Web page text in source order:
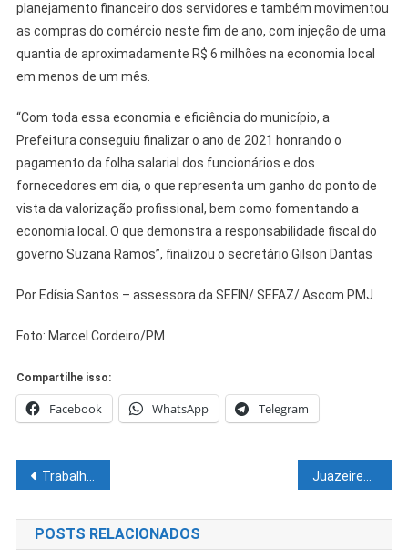
planejamento financeiro dos servidores e também movimentou
as compras do comércio neste fim de ano, com injeção de uma
quantia de aproximadamente R$ 6 milhões na economia local
em menos de um mês.
“Com toda essa economia e eficiência do município, a
Prefeitura conseguiu finalizar o ano de 2021 honrando o
pagamento da folha salarial dos funcionários e dos
fornecedores em dia, o que representa um ganho do ponto de
vista da valorização profissional, bem como fomentando a
economia local. O que demonstra a responsabilidade fiscal do
governo Suzana Ramos”, finalizou o secretário Gilson Dantas
Por Edísia Santos – assessora da SEFIN/ SEFAZ/ Ascom PMJ
Foto: Marcel Cordeiro/PM
Compartilhe isso:
Facebook WhatsApp Telegram
Navegação
de
Post
Trabalho acelerado das equipes do SAAE Juazeiro reduz tempo de espera nos atendimentos Juazeirense vence primeiro amistoso
POSTS RELACIONADOS